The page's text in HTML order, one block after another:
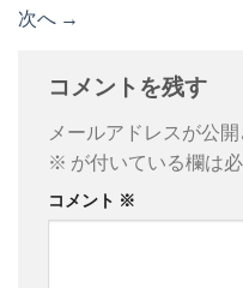
次へ →
コメントを残す
メールアドレスが公
※ が付いている欄は
コメント ※